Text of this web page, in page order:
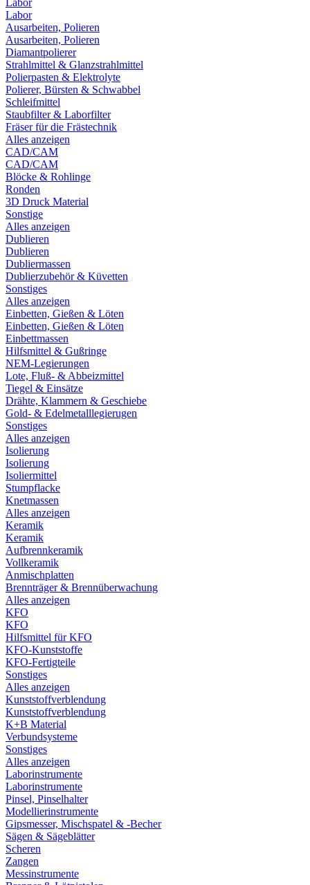
Labor
Labor
Ausarbeiten, Polieren
Ausarbeiten, Polieren
Diamantpolierer
Strahlmittel & Glanzstrahlmittel
Polierpasten & Elektrolyte
Polierer, Bürsten & Schwabbel
Schleifmittel
Staubfilter & Laborfilter
Fräser für die Frästechnik
Alles anzeigen
CAD/CAM
CAD/CAM
Blöcke & Rohlinge
Ronden
3D Druck Material
Sonstige
Alles anzeigen
Dublieren
Dublieren
Dubliermassen
Dublierzubehör & Küvetten
Sonstiges
Alles anzeigen
Einbetten, Gießen & Löten
Einbetten, Gießen & Löten
Einbettmassen
Hilfsmittel & Gußringe
NEM-Legierungen
Lote, Fluß- & Abbeizmittel
Tiegel & Einsätze
Drähte, Klammern & Geschiebe
Gold- & Edelmetalllegierugen
Sonstiges
Alles anzeigen
Isolierung
Isolierung
Isoliermittel
Stumpflacke
Knetmassen
Alles anzeigen
Keramik
Keramik
Aufbrennkeramik
Vollkeramik
Anmischplatten
Brennträger & Brennüberwachung
Alles anzeigen
KFO
KFO
Hilfsmittel für KFO
KFO-Kunststoffe
KFO-Fertigteile
Sonstiges
Alles anzeigen
Kunststoffverblendung
Kunststoffverblendung
K+B Material
Verbundsysteme
Sonstiges
Alles anzeigen
Laborinstrumente
Laborinstrumente
Pinsel, Pinselhalter
Modellierinstrumente
Gipsmesser, Mischspatel & -Becher
Sägen & Sägeblätter
Scheren
Zangen
Messinstrumente